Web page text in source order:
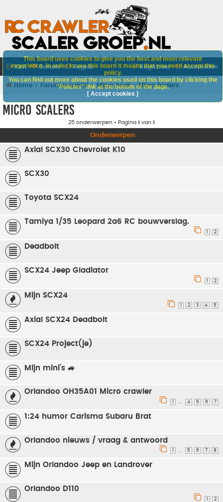
V&A Doneer Regels Aanmelden
Registreer
Home Forumoverzicht Micro hoek Micro Scalers
Micro Scalers
25 onderwerpen • Pagina 1 van 1
Onderwerpen
Axial SCX30 Chevrolet K10
SCX30
Toyota SCX24
Tamiya 1/35 Leopard 2a6 RC bouwverslag.
2
Deadbolt
SCX24 Jeep Gladiator
1 2
Mijn SCX24
2 3 4 5
Axial SCX24 Deadbolt
SCX24 Project(je)
Mijn mini’s 🚙
Orlandoo OH35A01 Micro crawler
1 … 4 5 6 7
1:24 humor Carisma Subaru Brat
Orlandoo nieuws / vraag & antwoord
… 5 6 7 8
Mijn Orlandoo Jeep en Landrover
Orlandoo D110
2
This board uses cookies to give you the best and most relevant
experience. In order to use this board it means that you need accept this
policy.
You can find out more about the cookies used on this board by clicking the
"Policies" link at the bottom of the page.
[ Accept cookies ]